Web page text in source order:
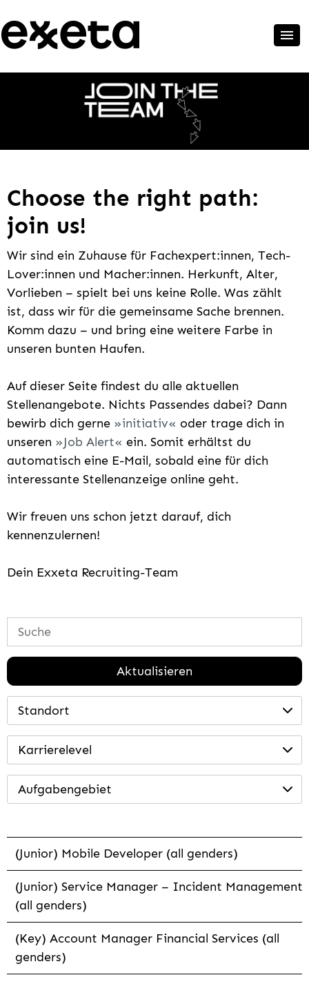
Choose the right path:
join us!
Wir sind ein Zuhause für Fachexpert:innen, Tech-
Lover:innen und Macher:innen. Herkunft, Alter,
Vorlieben – spielt bei uns keine Rolle. Was zählt
ist, dass wir für die gemeinsame Sache brennen.
Komm dazu – und bring eine weitere Farbe in
unseren bunten Haufen.
Auf dieser Seite findest du alle aktuellen
Stellenangebote. Nichts Passendes dabei? Dann
bewirb dich gerne
initiativ
oder trage dich in
unseren
Job Alert
ein. Somit erhältst du
automatisch eine E-Mail, sobald eine für dich
interessante Stellenanzeige online geht.
Wir freuen uns schon jetzt darauf, dich
kennenzulernen!
Dein Exxeta Recruiting-Team
Aktualisieren
Standort
Karrierelevel
Aufgabengebiet
(Junior) Mobile Developer (all genders)
(Junior) Service Manager – Incident Management
(all genders)
(Key) Account Manager Financial Services (all
genders)